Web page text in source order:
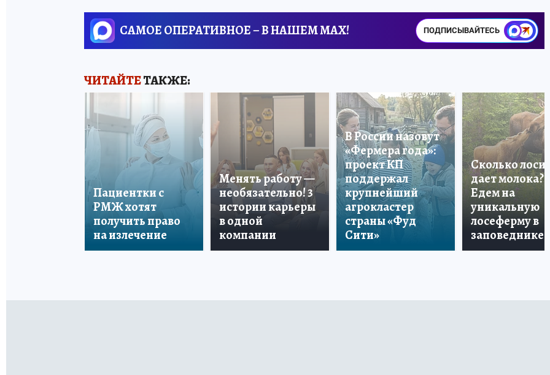
САМОЕ ОПЕРАТИВНОЕ – В НАШЕМ MAX! ПОДПИСЫВАЙТЕСЬ
ЧИТАЙТЕТАКЖЕ:
Пациентки с
РМЖ хотят
получить право
на излечение
Менять работу —
необязательно! 3
истории карьеры
в одной
компании
В России назовут
«Фермера года»:
проект КП
поддержал
крупнейший
агрокластер
страны «Фуд
Сити»
Сколько лосиха
дает молока?
Едем на
уникальную
лосеферму в
заповеднике!